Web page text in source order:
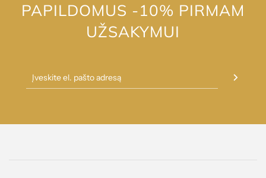
PAPILDOMUS -10% PIRMAM
UŽSAKYMUI